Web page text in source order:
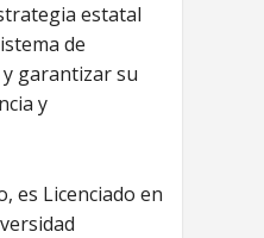
estatal
de
garantizar su
y
es Licenciado en